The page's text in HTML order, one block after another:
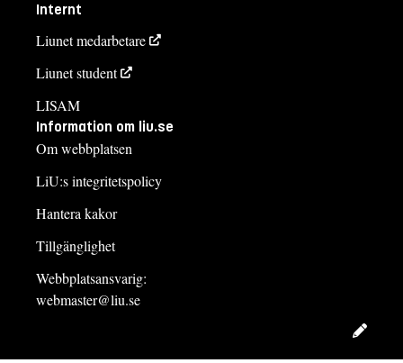
Internt
Liunet medarbetare
Liunet student
LISAM
Information om liu.se
Om webbplatsen
LiU:s integritetspolicy
Hantera kakor
Tillgänglighet
Webbplatsansvarig:
webmaster@liu.se